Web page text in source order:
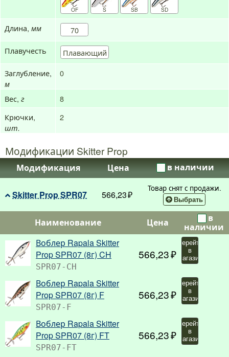
OF S SB SD
Длина, мм
70
Плавучесть
Плавающий
Заглубление,
м
0
Вес, г
8
Крючки,
шт.
2
Модификации Skitter Prop
Модификация Цена в наличии
Skitter Prop SPR07 566,23
Товар снят с продажи.
Выбрать
Наименование Цена
в
наличии
Воблер Rapala Skitter
Prop SPR07 (8г) CH
SPR07-CH
566,23
Перейти
в
магазин
Воблер Rapala Skitter
Prop SPR07 (8г) F
SPR07-F
566,23
Перейти
в
магазин
Воблер Rapala Skitter
Prop SPR07 (8г) FT
SPR07-FT
566,23
Перейти
в
магазин